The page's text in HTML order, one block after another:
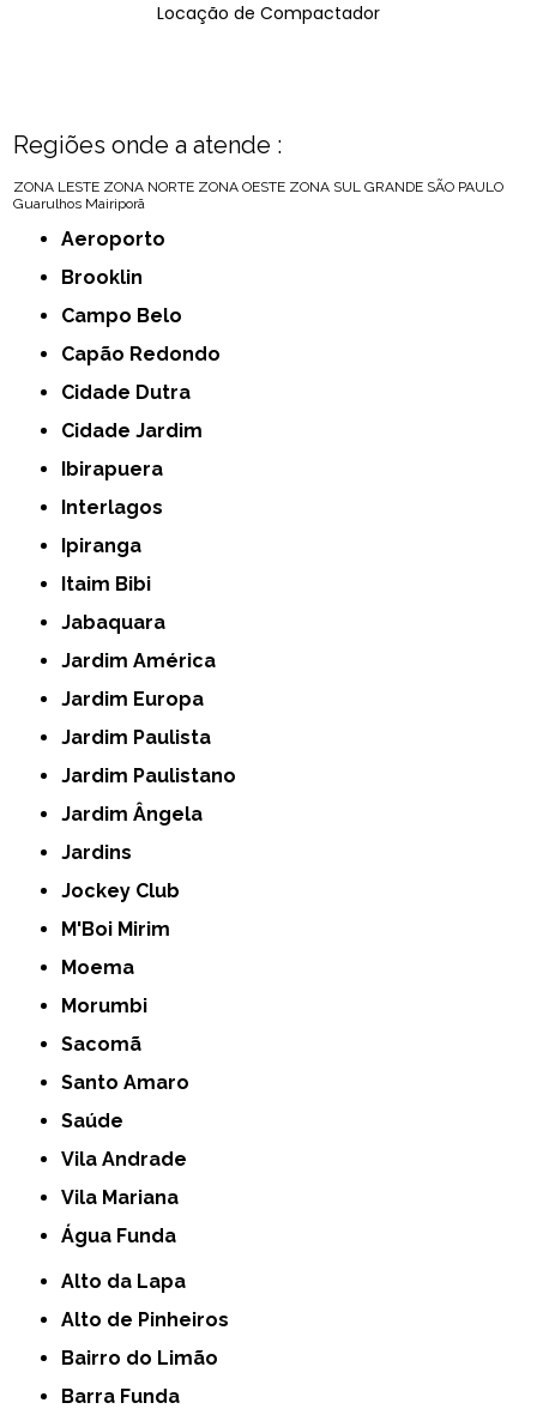
Locação de Compactador
Regiões onde a atende :
ZONA LESTE ZONA NORTE ZONA OESTE ZONA SUL GRANDE SÃO PAULO
Guarulhos Mairiporã
Aeroporto
Brooklin
Campo Belo
Capão Redondo
Cidade Dutra
Cidade Jardim
Ibirapuera
Interlagos
Ipiranga
Itaim Bibi
Jabaquara
Jardim América
Jardim Europa
Jardim Paulista
Jardim Paulistano
Jardim Ângela
Jardins
Jockey Club
M'Boi Mirim
Moema
Morumbi
Sacomã
Santo Amaro
Saúde
Vila Andrade
Vila Mariana
Água Funda
Alto da Lapa
Alto de Pinheiros
Bairro do Limão
Barra Funda